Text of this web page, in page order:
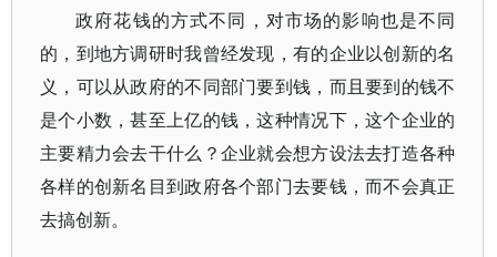
政府花钱的方式不同，对市场的影响也是不同
的，到地方调研时我曾经发现，有的企业以创新的名
义，可以从政府的不同部门要到钱，而且要到的钱不
是个小数，甚至上亿的钱，这种情况下，这个企业的
主要精力会去干什么？企业就会想方设法去打造各种
各样的创新名目到政府各个部门去要钱，而不会真正
去搞创新。